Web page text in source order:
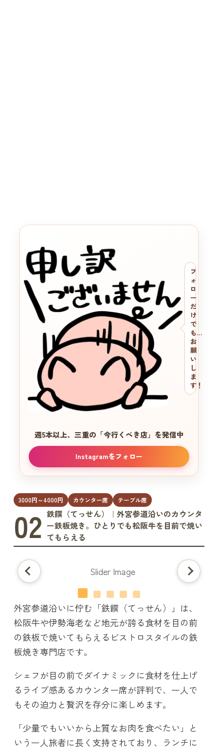
フ
ォ
ロ
ー
だ
け
で
も…
お
願
い
し
ま
す！
週5本以上、三重の 「今行くべき店」を発信中
Instagramをフォロー
3000円～4000円 カウンター席 テーブル席
02 鉄饌（てっせん）｜外宮参道沿いのカウンタ
ー鉄板焼き。ひとりでも松阪牛を目前で焼い
てもらえる
外宮参道沿いに佇む「鉄饌（てっせん）」は、
松阪牛や伊勢海老など地元が誇る食材を目の前
の鉄板で焼いてもらえるビストロスタイルの鉄
板焼き専門店です。
シェフが目の前でダイナミックに食材を仕上げ
るライブ感あるカウンター席が評判で、一人で
もその迫力と贅沢を存分に楽しめます。
「少量でもいいから上質なお肉を食べたい」と
いう一人旅者に長く支持されており、ランチに